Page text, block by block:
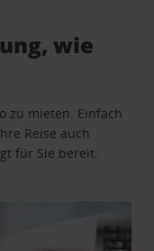
wie
zu mieten. Einfach
Reise auch
für Sie bereit.